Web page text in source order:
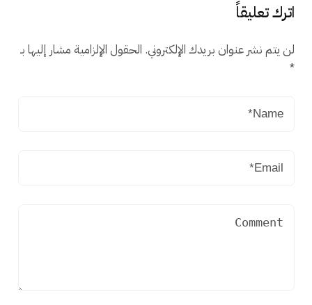
اترك تعليقاً
لن يتم نشر عنوان بريدك الإلكتروني. الحقول الإلزامية مشار إليها بـ
*